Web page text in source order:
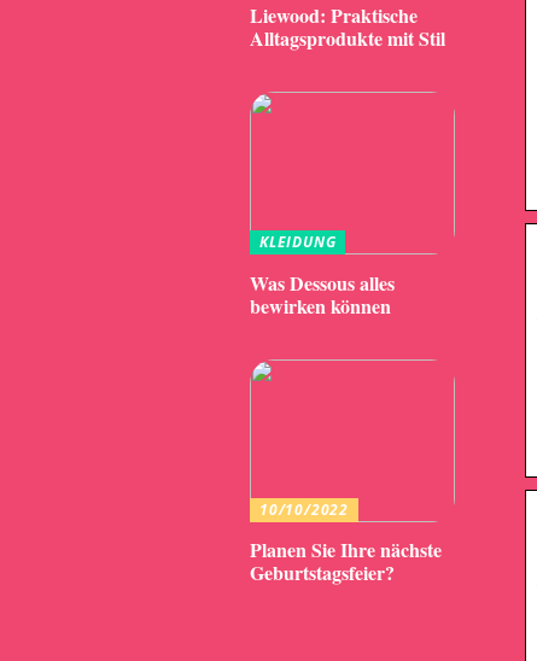
Liewood: Praktische
Alltagsprodukte mit Stil
KLEIDUNG
Was Dessous alles
bewirken können
10/10/2022
Planen Sie Ihre nächste
Geburtstagsfeier?